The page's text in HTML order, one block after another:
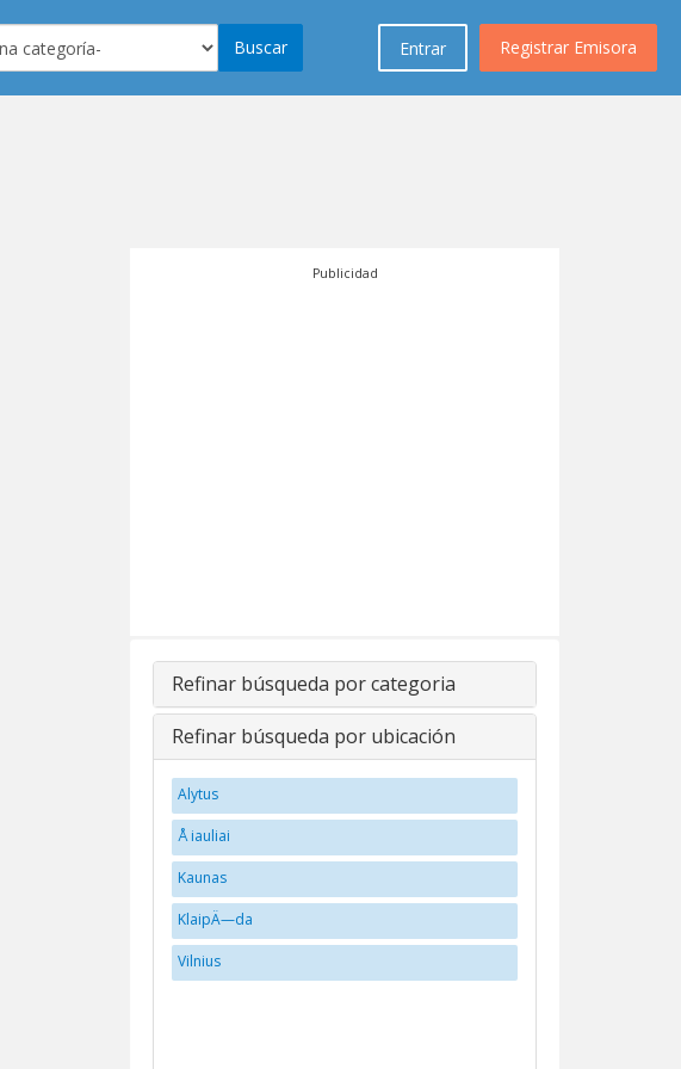
Registrar Emisora
Entrar
Buscar
Publicidad
Refinar búsqueda por categoria
Refinar búsqueda por ubicación
Alytus
Å iauliai
Kaunas
KlaipÄ—da
Vilnius